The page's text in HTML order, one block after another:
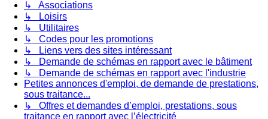
↳ Associations
↳ Loisirs
↳ Utilitaires
↳ Codes pour les promotions
↳ Liens vers des sites intéressant
↳ Demande de schémas en rapport avec le bâtiment
↳ Demande de schémas en rapport avec l'industrie
Petites annonces d'emploi, de demande de prestations,
sous traitance...
↳ Offres et demandes d’emploi, prestations, sous
traitance en rapport avec l’électricité